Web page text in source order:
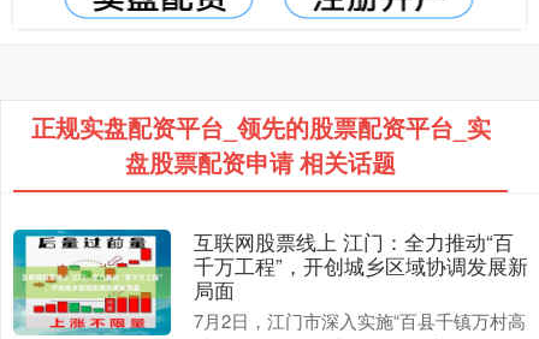
正规实盘配资平台_领先的股票配资平台_实
盘股票配资申请 相关话题
互联网股票线上 江门：全力推动“百
千万工程”，开创城乡区域协调发展新
局面
7月2日，江门市深入实施“百县千镇万村高